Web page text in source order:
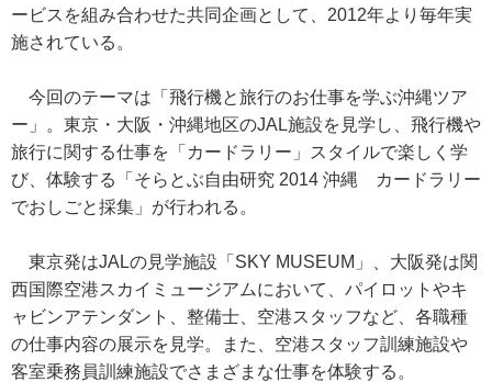
ービスを組み合わせた共同企画として、2012年より毎年実
施されている。
今回のテーマは「飛行機と旅行のお仕事を学ぶ沖縄ツア
ー」。東京・大阪・沖縄地区のJAL施設を見学し、飛行機や
旅行に関する仕事を「カードラリー」スタイルで楽しく学
び、体験する「そらとぶ自由研究 2014 沖縄 カードラリー
でおしごと採集」が行われる。
東京発はJALの見学施設「SKY MUSEUM」、大阪発は関
西国際空港スカイミュージアムにおいて、パイロットやキ
ャビンアテンダント、整備士、空港スタッフなど、各職種
の仕事内容の展示を見学。また、空港スタッフ訓練施設や
客室乗務員訓練施設でさまざまな仕事を体験する。